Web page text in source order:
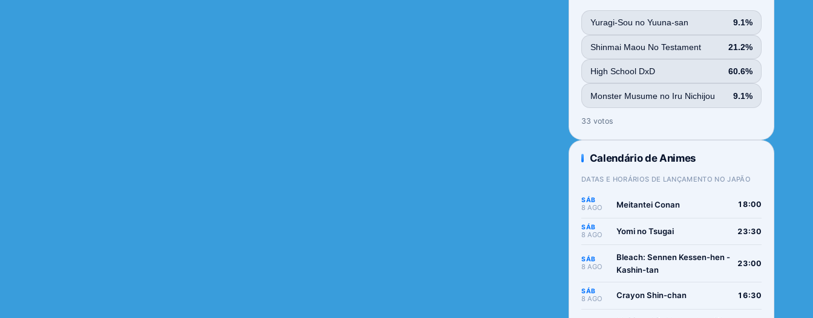
Yuragi-Sou no Yuuna-san 9.1%
Shinmai Maou No Testament 21.2%
High School DxD 60.6%
Monster Musume no Iru Nichijou 9.1%
33 votos
Calendário de Animes
DATAS E HORÁRIOS DE LANÇAMENTO NO JAPÃO
SÁB
8 AGO Meitantei Conan 18:00
SÁB
8 AGO Yomi no Tsugai 23:30
SÁB
8 AGO
Bleach: Sennen Kessen-hen -
Kashin-tan
23:00
SÁB
8 AGO Crayon Shin-chan 16:30